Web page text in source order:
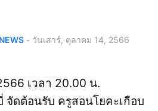
- วันเสาร์, ตุลาคม 14, 2566
เวลา 20.00 น.
ดต้อนรับ ครูสอนโยคะเกือบ